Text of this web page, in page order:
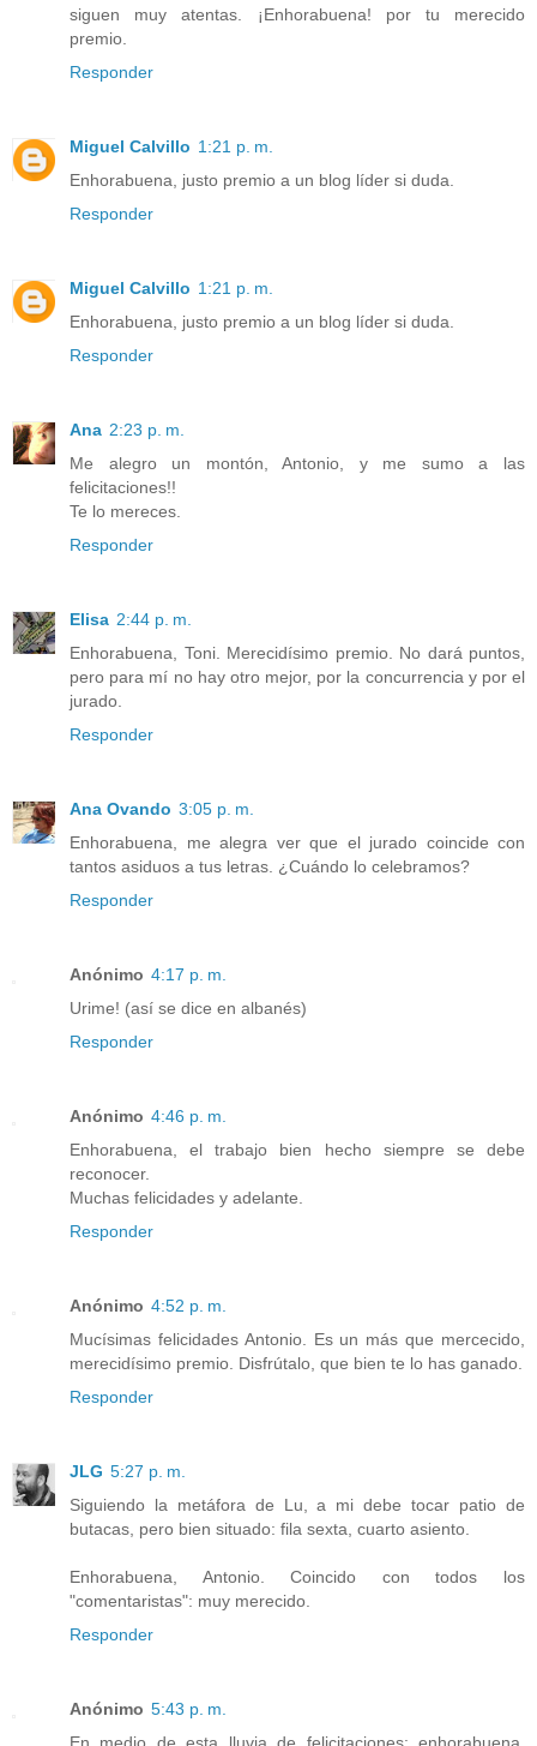
siguen muy atentas. ¡Enhorabuena! por tu merecido
premio.
Responder
Miguel Calvillo 1:21 p. m.
Enhorabuena, justo premio a un blog líder si duda.
Responder
Miguel Calvillo 1:21 p. m.
Enhorabuena, justo premio a un blog líder si duda.
Responder
Ana 2:23 p. m.
Me alegro un montón, Antonio, y me sumo a las
felicitaciones!!
Te lo mereces.
Responder
Elisa 2:44 p. m.
Enhorabuena, Toni. Merecidísimo premio. No dará puntos,
pero para mí no hay otro mejor, por la concurrencia y por el
jurado.
Responder
Ana Ovando 3:05 p. m.
Enhorabuena, me alegra ver que el jurado coincide con
tantos asiduos a tus letras. ¿Cuándo lo celebramos?
Responder
Anónimo 4:17 p. m.
Urime! (así se dice en albanés)
Responder
Anónimo 4:46 p. m.
Enhorabuena, el trabajo bien hecho siempre se debe
reconocer.
Muchas felicidades y adelante.
Responder
Anónimo 4:52 p. m.
Mucísimas felicidades Antonio. Es un más que mercecido,
merecidísimo premio. Disfrútalo, que bien te lo has ganado.
Responder
JLG 5:27 p. m.
Siguiendo la metáfora de Lu, a mi debe tocar patio de
butacas, pero bien situado: fila sexta, cuarto asiento.
Enhorabuena, Antonio. Coincido con todos los
"comentaristas": muy merecido.
Responder
Anónimo 5:43 p. m.
En medio de esta lluvia de felicitaciones: enhorabuena,